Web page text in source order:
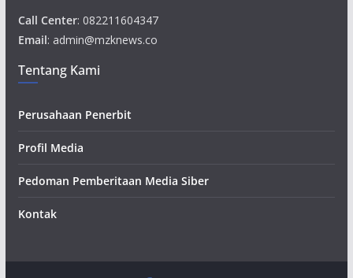
Call Center: 082211604347
Email: admin@mzknews.co
Tentang Kami
Perusahaan Penerbit
Profil Media
Pedoman Pemberitaan Media Siber
Kontak